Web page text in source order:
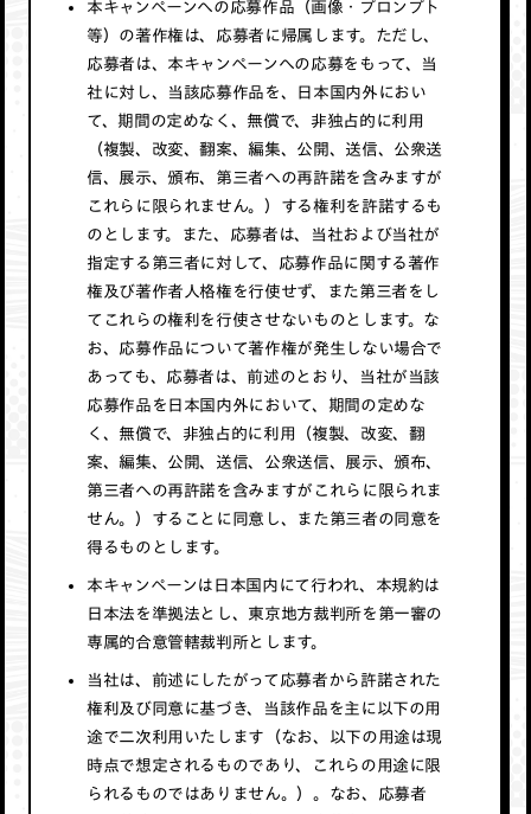
本キャンペーンへの応募作品（画像・プロンプト
等）の著作権は、応募者に帰属します。ただし、
応募者は、本キャンペーンへの応募をもって、当
社に対し、当該応募作品を、日本国内外におい
て、期間の定めなく、無償で、非独占的に利用
（複製、改変、翻案、編集、公開、送信、公衆送
信、展示、頒布、第三者への再許諾を含みますが
これらに限られません。）する権利を許諾するも
のとします。また、応募者は、当社および当社が
指定する第三者に対して、応募作品に関する著作
権及び著作者人格権を行使せず、また第三者をし
てこれらの権利を行使させないものとします。な
お、応募作品について著作権が発生しない場合で
あっても、応募者は、前述のとおり、当社が当該
応募作品を日本国内外において、期間の定めな
く、無償で、非独占的に利用（複製、改変、翻
案、編集、公開、送信、公衆送信、展示、頒布、
第三者への再許諾を含みますがこれらに限られま
せん。）することに同意し、また第三者の同意を
得るものとします。
本キャンペーンは日本国内にて行われ、本規約は
日本法を準拠法とし、東京地方裁判所を第一審の
専属的合意管轄裁判所とします。
当社は、前述にしたがって応募者から許諾された
権利及び同意に基づき、当該作品を主に以下の用
途で二次利用いたします（なお、以下の用途は現
時点で想定されるものであり、これらの用途に限
られるものではありません。）。なお、応募者